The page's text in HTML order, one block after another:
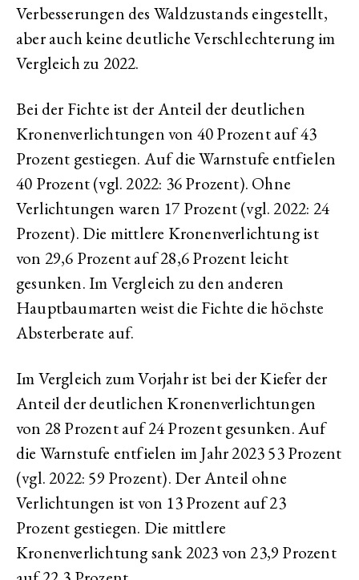
Verbesserungen des Waldzustands eingestellt,
aber auch keine deutliche Verschlechterung im
Vergleich zu 2022.
Bei der Fichte ist der Anteil der deutlichen
Kronenverlichtungen von 40 Prozent auf 43
Prozent gestiegen. Auf die Warnstufe entfielen
40 Prozent (vgl. 2022: 36 Prozent). Ohne
Verlichtungen waren 17 Prozent (vgl. 2022: 24
Prozent). Die mittlere Kronenverlichtung ist
von 29,6 Prozent auf 28,6 Prozent leicht
gesunken. Im Vergleich zu den anderen
Hauptbaumarten weist die Fichte die höchste
Absterberate auf.
Im Vergleich zum Vorjahr ist bei der Kiefer der
Anteil der deutlichen Kronenverlichtungen
von 28 Prozent auf 24 Prozent gesunken. Auf
die Warnstufe entfielen im Jahr 2023 53 Prozent
(vgl. 2022: 59 Prozent). Der Anteil ohne
Verlichtungen ist von 13 Prozent auf 23
Prozent gestiegen. Die mittlere
Kronenverlichtung sank 2023 von 23,9 Prozent